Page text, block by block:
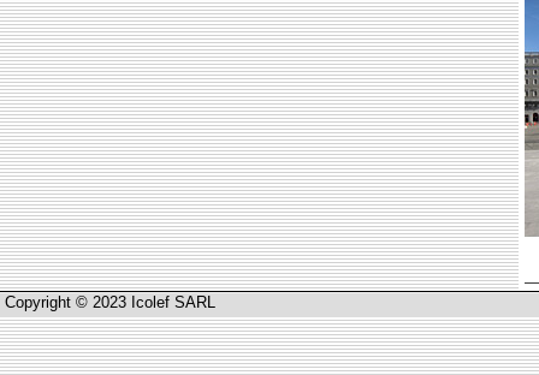
Copyright © 2023 Icolef SARL